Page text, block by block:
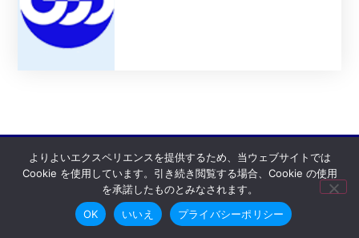
© 2023-2026 連合神奈川 プライバシーポリシー
よりよいエクスペリエンスを提供するため、当ウェブサイトでは
Cookie を使用しています。引き続き閲覧する場合、Cookie の使用
を承諾したものとみなされます。
OK
いいえ プライバシーポリシー